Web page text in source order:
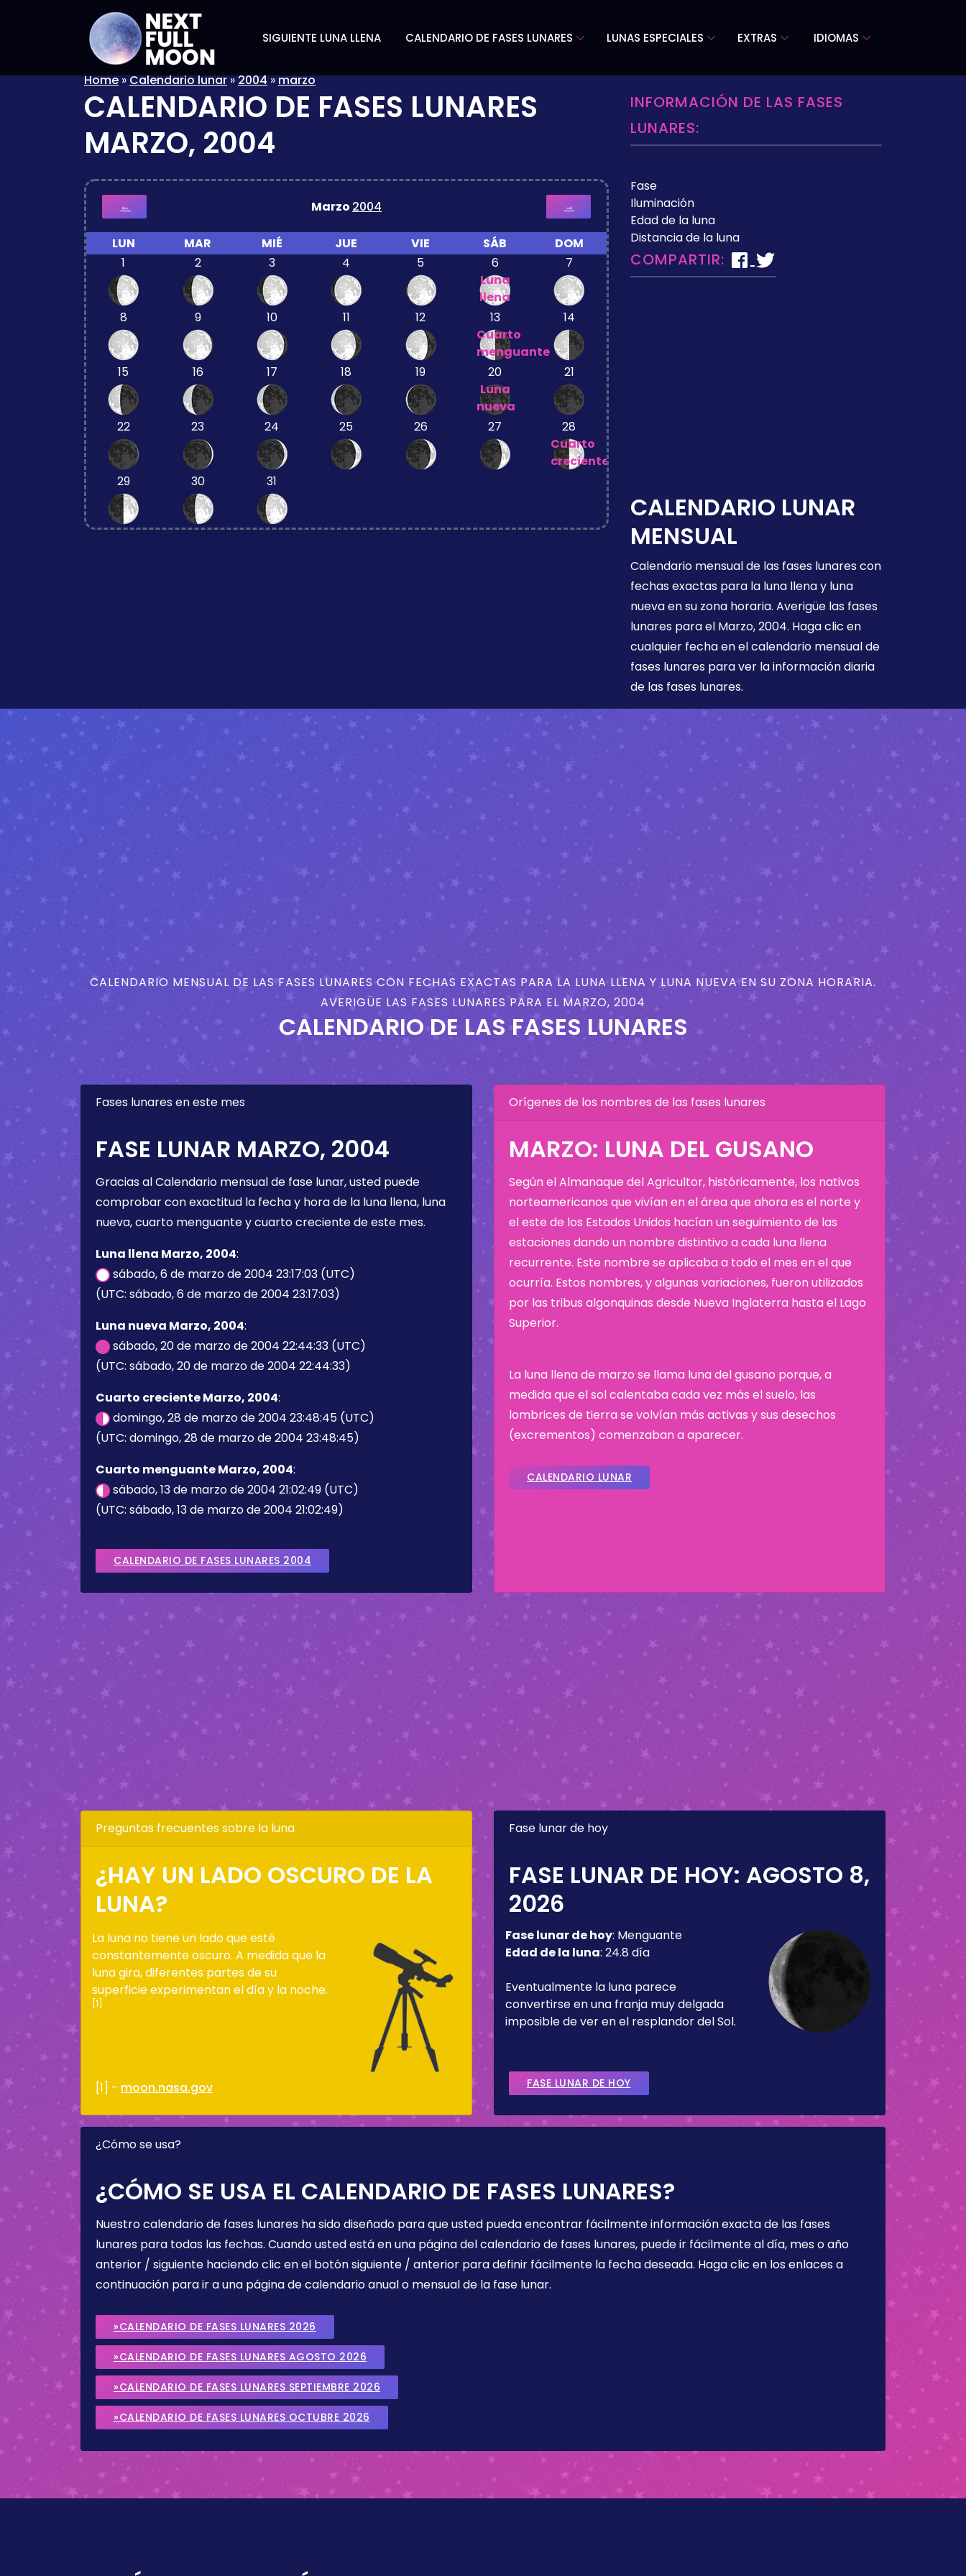
SIGUIENTE LUNA LLENA CALENDARIO DE FASES LUNARES LUNAS ESPECIALES EXTRAS IDIOMAS
Home»Calendario lunar»2004»marzo
CALENDARIO DE FASES LUNARES
MARZO, 2004
← Marzo 2004 →
LUN MAR MIÉ JUE VIE SÁB
DOM
1
2 3 4 5
6
Luna
llena
7
8 9 10 11 12
13
Cuarto
menguante
14
15 16 17 18 19
20
Luna
nueva
21
22 23 24 25 26 27
28
Cuarto
creciente
29
30 31
INFORMACIÓN DE LAS FASES
LUNARES:
Fase
Iluminación
Edad de la luna
Distancia de la luna
COMPARTIR:
CALENDARIO LUNAR
MENSUAL
Calendario mensual de las fases lunares con
fechas exactas para la luna llena y luna
nueva en su zona horaria. Averigüe las fases
lunares para el Marzo, 2004. Haga clic en
cualquier fecha en el calendario mensual de
fases lunares para ver la información diaria
de las fases lunares.
CALENDARIO MENSUAL DE LAS FASES LUNARES CON FECHAS EXACTAS PARA LA LUNA LLENA Y LUNA NUEVA EN SU ZONA HORARIA.
AVERIGÜE LAS FASES LUNARES PARA EL MARZO, 2004
CALENDARIO DE LAS FASES LUNARES
Fases lunares en este mes
FASE LUNAR MARZO, 2004
Gracias al Calendario mensual de fase lunar, usted puede
comprobar con exactitud la fecha y hora de la luna llena, luna
nueva, cuarto menguante y cuarto creciente de este mes.
Luna llena Marzo, 2004:
sábado, 6 de marzo de 2004 23:17:03 (UTC)
(UTC: sábado, 6 de marzo de 2004 23:17:03)
Luna nueva Marzo, 2004:
sábado, 20 de marzo de 2004 22:44:33 (UTC)
(UTC: sábado, 20 de marzo de 2004 22:44:33)
Cuarto creciente Marzo, 2004:
domingo, 28 de marzo de 2004 23:48:45 (UTC)
(UTC: domingo, 28 de marzo de 2004 23:48:45)
Cuarto menguante Marzo, 2004:
sábado, 13 de marzo de 2004 21:02:49 (UTC)
(UTC: sábado, 13 de marzo de 2004 21:02:49)
CALENDARIO DE FASES LUNARES 2004
Orígenes de los nombres de las fases lunares
MARZO: LUNA DEL GUSANO
Según el Almanaque del Agricultor, históricamente, los nativos
norteamericanos que vivían en el área que ahora es el norte y
el este de los Estados Unidos hacían un seguimiento de las
estaciones dando un nombre distintivo a cada luna llena
recurrente. Este nombre se aplicaba a todo el mes en el que
ocurría. Estos nombres, y algunas variaciones, fueron utilizados
por las tribus algonquinas desde Nueva Inglaterra hasta el Lago
Superior.
La luna llena de marzo se llama luna del gusano porque, a
medida que el sol calentaba cada vez más el suelo, las
lombrices de tierra se volvían más activas y sus desechos
(excrementos) comenzaban a aparecer.
CALENDARIO LUNAR
Preguntas frecuentes sobre la luna
¿HAY UN LADO OSCURO DE LA
LUNA?
La luna no tiene un lado que esté
constantemente oscuro. A medida que la
luna gira, diferentes partes de su
superficie experimentan el día y la noche.
[1]
[1] - moon.nasa.gov
Fase lunar de hoy
FASE LUNAR DE HOY: AGOSTO 8,
2026
Fase lunar de hoy: Menguante
Edad de la luna: 24.8 día
Eventualmente la luna parece
convertirse en una franja muy delgada
imposible de ver en el resplandor del Sol.
FASE LUNAR DE HOY
¿Cómo se usa?
¿CÓMO SE USA EL CALENDARIO DE FASES LUNARES?
Nuestro calendario de fases lunares ha sido diseñado para que usted pueda encontrar fácilmente información exacta de las fases
lunares para todas las fechas. Cuando usted está en una página del calendario de fases lunares, puede ir fácilmente al día, mes o año
anterior / siguiente haciendo clic en el botón siguiente / anterior para definir fácilmente la fecha deseada. Haga clic en los enlaces a
continuación para ir a una página de calendario anual o mensual de la fase lunar.
»CALENDARIO DE FASES LUNARES 2026
»CALENDARIO DE FASES LUNARES AGOSTO 2026
»CALENDARIO DE FASES LUNARES SEPTIEMBRE 2026
»CALENDARIO DE FASES LUNARES OCTUBRE 2026